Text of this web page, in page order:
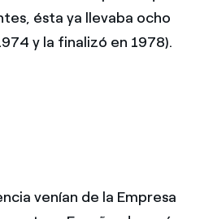
ésta ya llevaba ocho
y la finalizó en 1978).
venían de la Empresa